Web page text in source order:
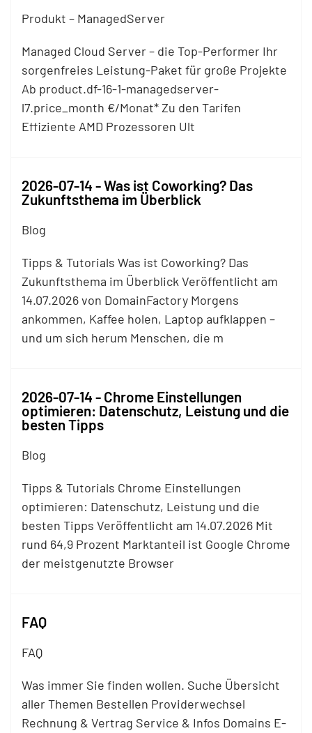
Produkt – ManagedServer
Managed Cloud Server – die Top-Performer Ihr
sorgenfreies Leistung-Paket für große Projekte
Ab product.df-16-1-managedserver-
l7.price_month €/Monat* Zu den Tarifen​​​​​​
Effiziente AMD Prozessoren Ult
2026-07-14 - Was ist Coworking? Das
Zukunftsthema im Überblick
Blog
Tipps & Tutorials Was ist Coworking? Das
Zukunftsthema im Überblick Veröffentlicht am
14.07.2026 von DomainFactory Morgens
ankommen, Kaffee holen, Laptop aufklappen –
und um sich herum Menschen, die m
2026-07-14 - Chrome Einstellungen
optimieren: Datenschutz, Leistung und die
besten Tipps
Blog
Tipps & Tutorials Chrome Einstellungen
optimieren: Datenschutz, Leistung und die
besten Tipps Veröffentlicht am 14.07.2026 Mit
rund 64,9 Prozent Marktanteil ist Google Chrome
der meistgenutzte Browser
FAQ
FAQ
Was immer Sie finden wollen. Suche Übersicht
aller Themen Bestellen Providerwechsel
Rechnung & Vertrag Service & Infos Domains E-